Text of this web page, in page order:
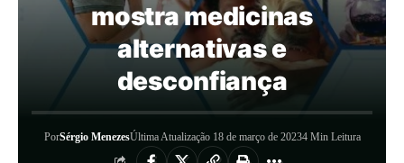
mostra medicinas
alternativas e
desconfiança
PorSérgio MenezesÚltima Atualização 18 de março de 20234 Min Leitura